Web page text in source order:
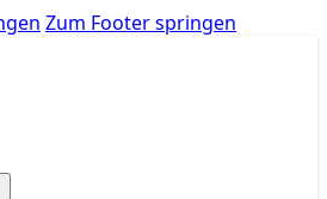
Zum Footer springen